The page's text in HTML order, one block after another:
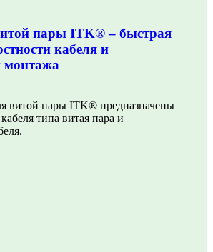
пары ITK® – быстрая
кабеля и
монтажа
витой пары ITK® предназначены
типа витая пара и